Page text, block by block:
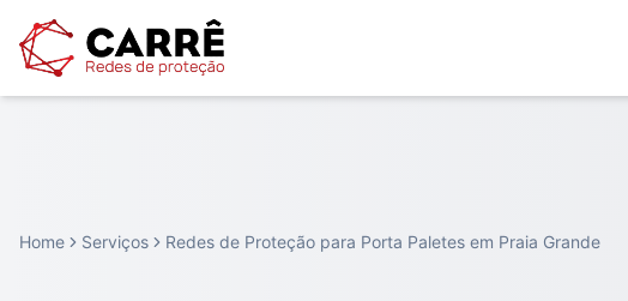
Home Serviços Redes de Proteção para Porta Paletes em Praia Grande